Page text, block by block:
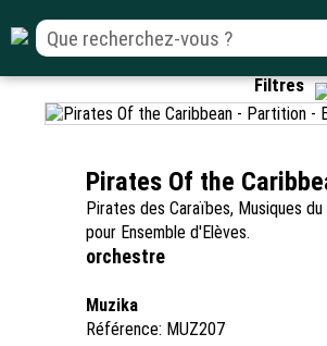
Filtres
Pirates Of the
Pirates des Caraïbes, Musiques du
pour Ensemble d'Elèves.
orchestre
Muzika
Référence: MUZ207